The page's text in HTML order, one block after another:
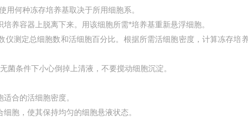
用何种冻存培养基取决于所用细胞系。
养容器上脱离下来。用该细胞所需*培养基重新悬浮细胞。
测定总细胞数和活细胞百分比。根据所需活细胞密度，计算冻存培
菌条件下小心倒掉上清液，不要搅动细胞沉淀。
合的活细胞密度。
胞，使其保持均匀的细胞悬液状态。